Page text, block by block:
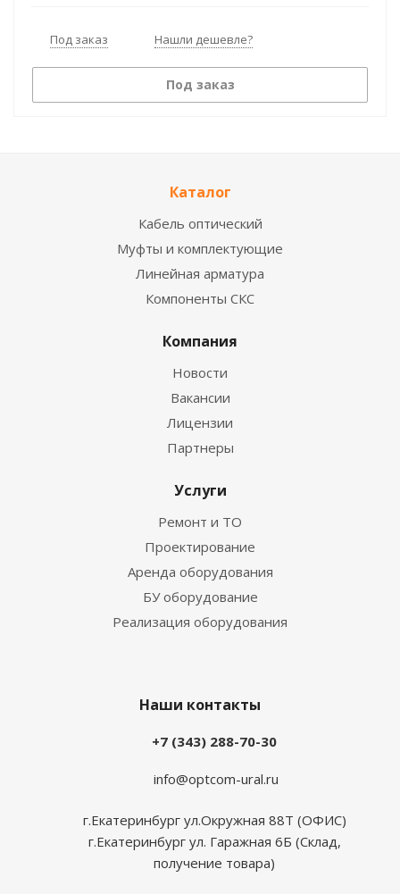
Под заказ Нашли дешевле?
Под заказ
Каталог
Кабель оптический
Муфты и комплектующие
Линейная арматура
Компоненты СКС
Компания
Новости
Вакансии
Лицензии
Партнеры
Услуги
Ремонт и ТО
Проектирование
Аренда оборудования
БУ оборудование
Реализация оборудования
Наши контакты
+7 (343) 288-70-30
info@optcom-ural.ru
г.Екатеринбург ул.Окружная 88Т (ОФИС)
г.Екатеринбург ул. Гаражная 6Б (Склад,
получение товара)